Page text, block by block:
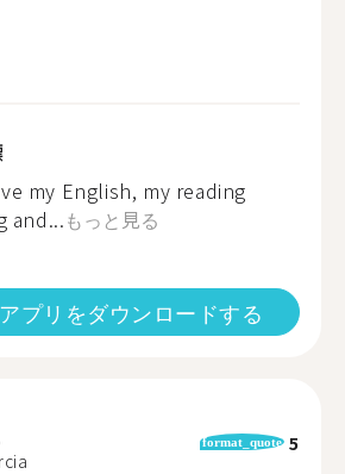
my English, my reading
and...もっと見る
アプリをダウンロードする
format_quote 5